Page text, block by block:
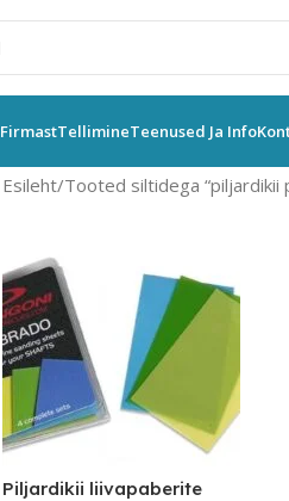
FirmastTellimineTeenused Ja Info
Esileht Tooted siltidega “piljardikii
Piljardikii liivapaberite